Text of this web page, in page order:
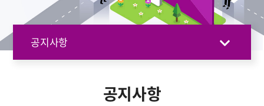
공지사항
공지사항